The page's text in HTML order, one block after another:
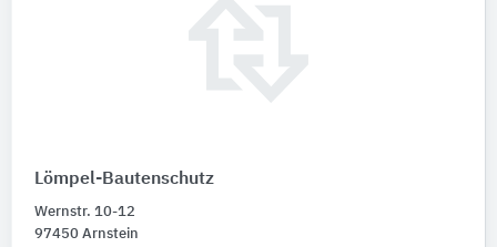
Lömpel-Bautenschutz
Wernstr. 10-12
97450 Arnstein